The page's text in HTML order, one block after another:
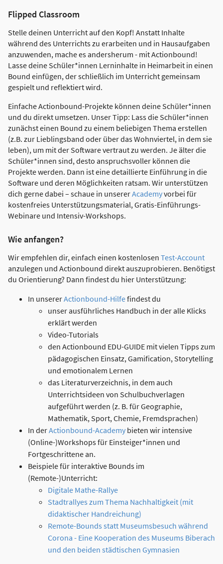
Flipped Classroom
Stelle deinen Unterricht auf den Kopf! Anstatt Inhalte
während des Unterrichts zu erarbeiten und in Hausaufgaben
anzuwenden, mache es andersherum - mit Actionbound!
Lasse deine Schüler*innen Lerninhalte in Heimarbeit in einen
Bound einfügen, der schließlich im Unterricht gemeinsam
gespielt und reflektiert wird.
Einfache Actionbound-Projekte können deine Schüler*innen
und du direkt umsetzen. Unser Tipp: Lass die Schüler*innen
zunächst einen Bound zu einem beliebigen Thema erstellen
(z.B. zur Lieblingsband oder über das Wohnviertel, in dem sie
leben), um mit der Software vertraut zu werden. Je älter die
Schüler*innen sind, desto anspruchsvoller können die
Projekte werden. Dann ist eine detaillierte Einführung in die
Software und deren Möglichkeiten ratsam. Wir unterstützen
dich gerne dabei – schaue in unsererAcademyvorbei für
kostenfreies Unterstützungsmaterial, Gratis-Einführungs-
Webinare und Intensiv-Workshops.
Wie anfangen?
Wir empfehlen dir, einfach einen kostenlosen Test-Account
anzulegen und Actionbound direkt auszuprobieren. Benötigst
du Orientierung? Dann findest du hier Unterstützung:
In unsererActionbound-Hilfefindest du
unser ausführliches Handbuch in der alle Klicks
erklärt werden
Video-Tutorials
den Actionbound EDU-GUIDE mit vielen Tipps zum
pädagogischen Einsatz, Gamification, Storytelling
und emotionalem Lernen
das Literaturverzeichnis, in dem auch
Unterrichtsideen von Schulbuchverlagen
aufgeführt werden (z. B. für Geographie,
Mathematik, Sport, Chemie, Fremdsprachen)
In derActionbound-Academy bieten wir intensive
(Online-)Workshops für Einsteiger*innen und
Fortgeschrittene an.
Beispiele für interaktive Bounds im
(Remote-)Unterricht:
Digitale Mathe-Rallye
Stadtrallyes zum Thema Nachhaltigkeit (mit
didaktischer Handreichung)
Remote-Bounds statt Museumsbesuch während
Corona - Eine Kooperation des Museums Biberach
und den beiden städtischen Gymnasien